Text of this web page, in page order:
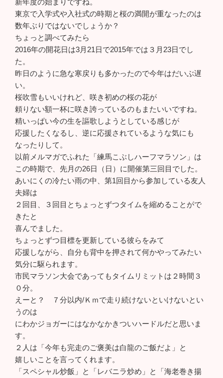
新年度の始まりですね。
東京で入学式や入社式の時期と桜の満開が重なったのは
数年ぶりではないでしょうか？
ちょっと調べてみたら
2016年の開花日は3月21日で2015年では３月23日でし
た。
昨日のように急な寒戻りも多かったので今年はだいぶ遅
い。
桜吹雪もいいけれど、咲き初めの桜の花が
頼りない額一杯に咲き誇っているのもまたいいですね。
精いっぱい今の生を謳歌しようとしている感じが
応援したくなるし、逆に応援されているような気にも
なったりして。
以前メルマガでふれた「練馬こぶしハーフマラソン」は
この時期で、先月の26日（日）に開催第三回目でした。
あいにくの冷たい雨の中、第1回目から参加している友人
夫婦は
２回目、３回目とちょっとずつタイムを縮めることがで
きたと
喜んでました。
ちょっとずつ目標を更新している彼らをみて
応援しながら、自分も背中を押されて何かやってみたい
気分に駆られます。
市民マラソン大会であってもタイムリミットは２時間３
０分。
えーと？ ７分以内/Ｋｍで走り続けないといけないとい
うのは
にわかジョガーにはなかなかきついハードルだと思いま
す。
２人は「今年も完走のご褒美は白龍のご飯だよ」と
嬉しいことを言ってくれます。
「スペシャル炒飯」と「レバニラ炒め」と「海老巻き揚